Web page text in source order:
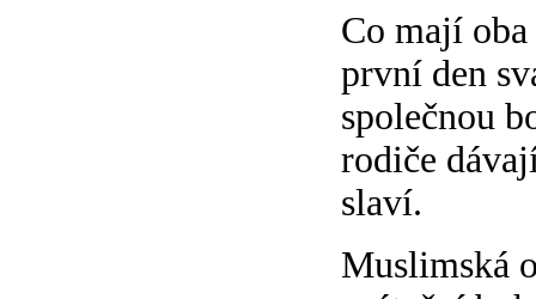
Co mají
první den
společnou
rodiče
slaví.
Muslimská